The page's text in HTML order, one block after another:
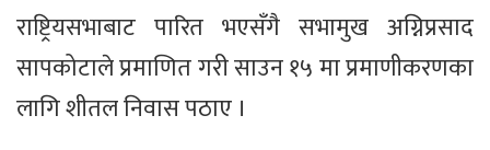
राष्ट्रियसभाबाट पारित भएसँगै सभामुख अग्निप्रसाद
सापकोटाले प्रमाणित गरी साउन १५ मा प्रमाणीकरणका
लागि शीतल निवास पठाए ।